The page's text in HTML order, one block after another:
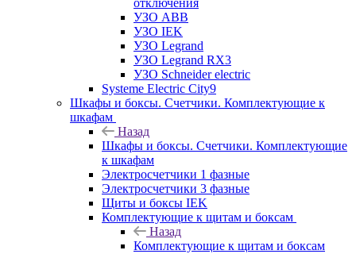
УЗО ABB
УЗО IEK
УЗО Legrand
УЗО Legrand RX3
УЗО Schneider electric
Systeme Electric City9
Шкафы и боксы. Счетчики. Комплектующие к
шкафам
Назад
Шкафы и боксы. Счетчики. Комплектующие
к шкафам
Электросчетчики 1 фазные
Электросчетчики 3 фазные
Щиты и боксы IEK
Комплектующие к щитам и боксам
Назад
Комплектующие к щитам и боксам